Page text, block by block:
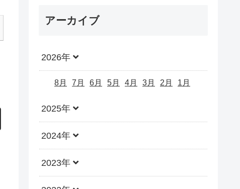
アーカイブ
2026年
8月 7月 6月 5月 4月 3月 2月 1月
2025年
2024年
2023年